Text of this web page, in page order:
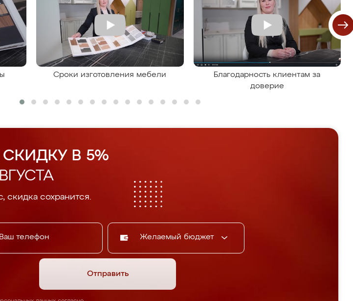
Сроки изготовления мебели
Благодарность клиентам за
доверие
В 5%
скидка сохранится.
Желаемый бюджет
Отправить